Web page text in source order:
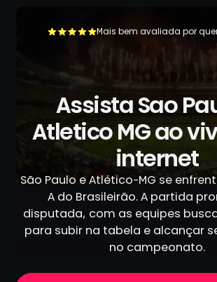
Mais bem avaliada por
+500.000 usuários já se livraram
Assista Sao
Atletico MG ao
internet
São Paulo e Atlético-MG se
A do Brasileirão. A partida
disputada, com as equipes
para subir na tabela e alcançar
no campeonato.